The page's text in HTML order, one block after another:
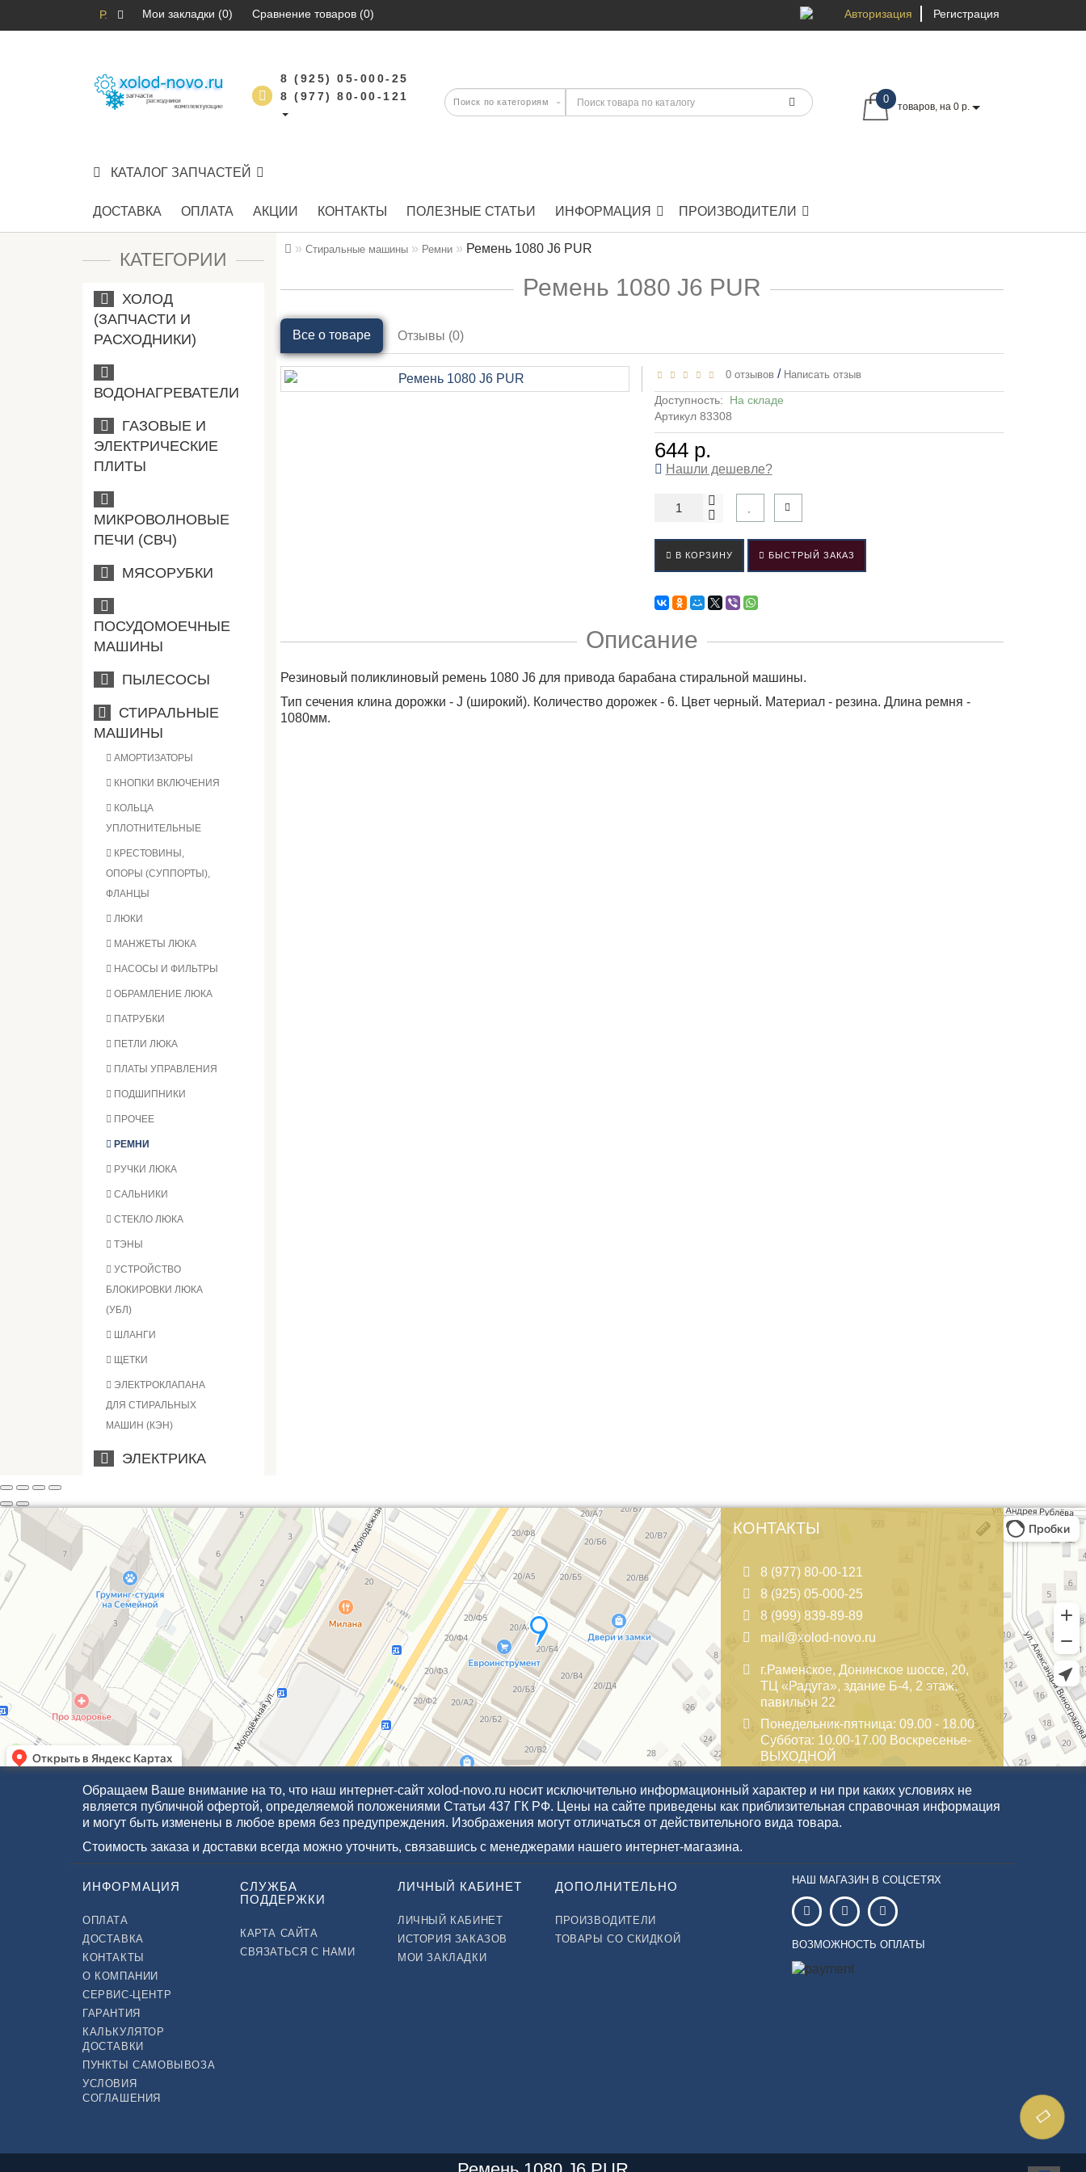
Р. Мои закладки (0) Сравнение товаров (0) Авторизация Регистрация
8 (925) 05-000-25
8 (977) 80-00-121
0
товаров, на 0 р.
КАТАЛОГ ЗАПЧАСТЕЙ
ДОСТАВКА ОПЛАТА АКЦИИ КОНТАКТЫ ПОЛЕЗНЫЕ СТАТЬИ ИНФОРМАЦИЯ ПРОИЗВОДИТЕЛИ
КАТЕГОРИИ
ХОЛОД
(ЗАПЧАСТИ И
РАСХОДНИКИ)
ВОДОНАГРЕВАТЕЛИ
ГАЗОВЫЕ И
ЭЛЕКТРИЧЕСКИЕ
ПЛИТЫ
МИКРОВОЛНОВЫЕ
ПЕЧИ (СВЧ)
МЯСОРУБКИ
ПОСУДОМОЕЧНЫЕ
МАШИНЫ
ПЫЛЕСОСЫ
СТИРАЛЬНЫЕ
МАШИНЫ
АМОРТИЗАТОРЫ
КНОПКИ ВКЛЮЧЕНИЯ
КОЛЬЦА
УПЛОТНИТЕЛЬНЫЕ
КРЕСТОВИНЫ,
ОПОРЫ (СУППОРТЫ),
ФЛАНЦЫ
ЛЮКИ
МАНЖЕТЫ ЛЮКА
НАСОСЫ И ФИЛЬТРЫ
ОБРАМЛЕНИЕ ЛЮКА
ПАТРУБКИ
ПЕТЛИ ЛЮКА
ПЛАТЫ УПРАВЛЕНИЯ
ПОДШИПНИКИ
ПРОЧЕЕ
РЕМНИ
РУЧКИ ЛЮКА
САЛЬНИКИ
СТЕКЛО ЛЮКА
ТЭНЫ
УСТРОЙСТВО
БЛОКИРОВКИ ЛЮКА
(УБЛ)
ШЛАНГИ
ЩЕТКИ
ЭЛЕКТРОКЛАПАНА
ДЛЯ СТИРАЛЬНЫХ
МАШИН (КЭН)
ЭЛЕКТРИКА
Стиральные машины Ремни Ремень 1080 J6 PUR
Ремень 1080 J6 PUR
Все о товаре Отзывы (0)
0 отзывов / Написать отзыв
Доступность: На складе
Артикул 83308
644 р.
Нашли дешевле?
В КОРЗИНУ БЫСТРЫЙ ЗАКАЗ
Описание
Резиновый поликлиновый ремень 1080 J6 для привода барабана стиральной машины.
Тип сечения клина дорожки - J (широкий). Количество дорожек - 6. Цвет черный. Материал - резина. Длина ремня -
1080мм.
КОНТАКТЫ
8 (977) 80-00-121
8 (925) 05-000-25
8 (999) 839-89-89
mail@xolod-novo.ru
г.Раменское, Донинское шоссе, 20,
ТЦ «Радуга», здание Б-4, 2 этаж,
павильон 22
Понедельник-пятница: 09.00 - 18.00
Суббота: 10.00-17.00 Воскресенье-
ВЫХОДНОЙ
Обращаем Ваше внимание на то, что наш интернет-сайт xolod-novo.ru носит исключительно информационный характер и ни при каких условиях не
является публичной офертой, определяемой положениями Статьи 437 ГК РФ. Цены на сайте приведены как приблизительная справочная информация
и могут быть изменены в любое время без предупреждения. Изображения могут отличаться от действительного вида товара.
Стоимость заказа и доставки всегда можно уточнить, связавшись с менеджерами нашего интернет-магазина.
ИНФОРМАЦИЯ
ОПЛАТА
ДОСТАВКА
КОНТАКТЫ
О КОМПАНИИ
СЕРВИС-ЦЕНТР
ГАРАНТИЯ
КАЛЬКУЛЯТОР
ДОСТАВКИ
ПУНКТЫ САМОВЫВОЗА
УСЛОВИЯ
СОГЛАШЕНИЯ
СЛУЖБА
ПОДДЕРЖКИ
КАРТА САЙТА
СВЯЗАТЬСЯ С НАМИ
ЛИЧНЫЙ КАБИНЕТ
ЛИЧНЫЙ КАБИНЕТ
ИСТОРИЯ ЗАКАЗОВ
МОИ ЗАКЛАДКИ
ДОПОЛНИТЕЛЬНО
ПРОИЗВОДИТЕЛИ
ТОВАРЫ СО СКИДКОЙ
НАШ МАГАЗИН В СОЦСЕТЯХ
ВОЗМОЖНОСТЬ ОПЛАТЫ